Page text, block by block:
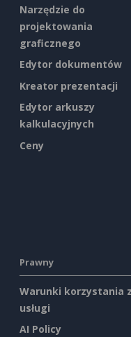
Narzędzie do
projektowania
graficznego
Edytor dokumentów
Kreator prezentacji
Edytor arkuszy
kalkulacyjnych
Ceny
Prawny
Warunki korzystania z
usługi
AI Policy